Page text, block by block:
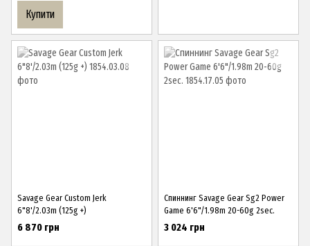
Купити
Savage Gear Custom Jerk
6"8'/2.03m (125g +)
6 870 грн
Спиннинг Savage Gear Sg2 Power
Game 6'6"/1.98m 20-60g 2sec.
3 024 грн